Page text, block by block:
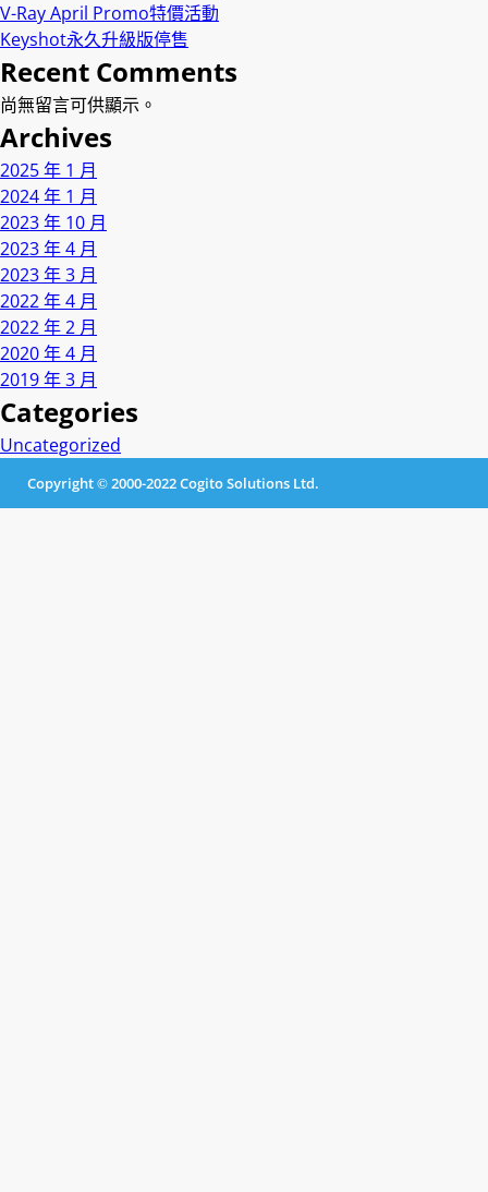
V-Ray April Promo特價活動
Keyshot永久升級版停售
Recent Comments
尚無留言可供顯示。
Archives
2025 年 1 月
2024 年 1 月
2023 年 10 月
2023 年 4 月
2023 年 3 月
2022 年 4 月
2022 年 2 月
2020 年 4 月
2019 年 3 月
Categories
Uncategorized
Copyright © 2000-2022 Cogito Solutions Ltd.